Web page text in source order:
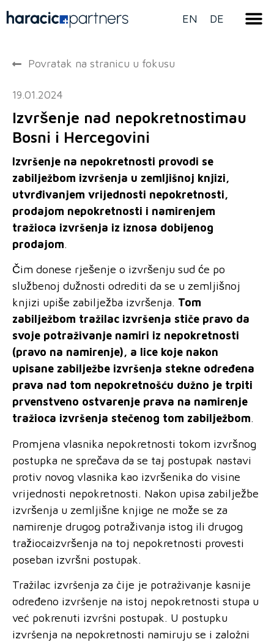
EN DE
Povratak na stranicu u fokusu
19.01.2024
Izvršenje nad nepokretnostimau
Bosni i Hercegovini
Izvršenje na nepokretnosti provodi se
zabilježbom izvršenja u zemljišnoj knjizi,
utvrđivanjem vrijednosti nepokretnosti,
prodajom nepokretnosti i namirenjem
tražioca izvršenja iz iznosa dobijenog
prodajom.
Čim donese rješenje o izvršenju sud će po
službenoj dužnosti odrediti da se u zemljišnoj
knjizi upiše zabilježba izvršenja. Tom
zabilježbom tražilac izvršenja stiče pravo da
svoje potraživanje namiri iz nepokretnosti
(pravo na namirenje), a lice koje nakon
upisane zabilježbe izvršenja stekne određena
prava nad tom nepokretnošću dužno je trpiti
prvenstveno ostvarenje prava na namirenje
tražioca izvršenja stečenog tom zabilježbom.
Promjena vlasnika nepokretnosti tokom izvršnog
postupka ne sprečava da se taj postupak nastavi
protiv novog vlasnika kao izvršenika do visine
vrijednosti nepokretnosti. Nakon upisa zabilježbe
izvršenja u zemljišne knjige ne može se za
namirenje drugog potraživanja istog ili drugog
tražiocaizvršenja na toj nepokretnosti provesti
poseban izvršni postupak.
Tražilac izvršenja za čije je potraživanje kasnije
određeno izvršenje na istoj nepokretnosti stupa u
već pokrenuti izvršni postupak. U postupku
izvršenja na nepokretnosti namiruju se i založni